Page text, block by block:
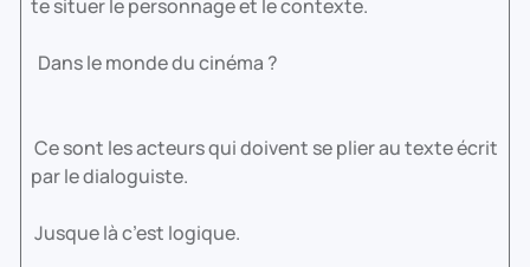
te situer le personnage et le contexte.
Dans le monde du cinéma ?
Ce sont les acteurs qui doivent se plier au texte écrit
par le dialoguiste.
Jusque là c’est logique.